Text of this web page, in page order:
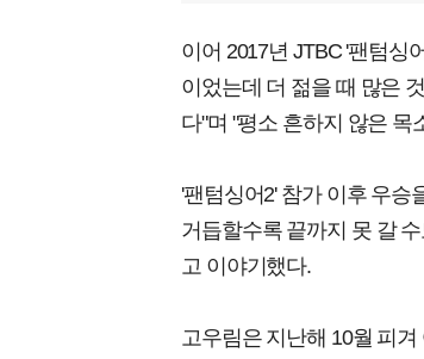
이어 2017년 JTBC '팬텀싱
이었는데 더 젊을 때 많은
다"며 "평소 흔하지 않은 목
'팬텀싱어2' 참가 이후 우승
거듭할수록 끝까지 못 갈
고 이야기했다.
고우림은 지난해 10월 피